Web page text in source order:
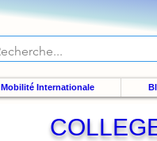
Mobilité Internationale